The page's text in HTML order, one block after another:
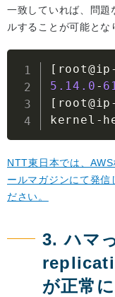
一致していれば、問
ルすることが可能とな
[ root@ip -
5.14 .0 -
[ root@ip -
kernel -
NTT東日本では、
ールマガジンにて発信
ださい。
3. ハマ
が正常